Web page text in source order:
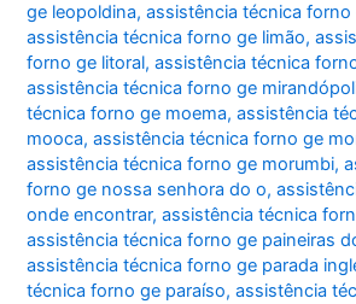
ge leopoldina,assistência técnica forno
assistência técnica forno ge limão,
forno ge litoral,assistência técnica
assistência técnica forno ge
técnica forno ge moema,assistência
mooca,assistência técnica forno ge
assistência técnica forno ge morumbi,
forno ge nossa senhora do o,
onde encontrar,assistência técnica
assistência técnica forno ge paineiras
assistência técnica forno ge parada
técnica forno ge paraíso,assistência